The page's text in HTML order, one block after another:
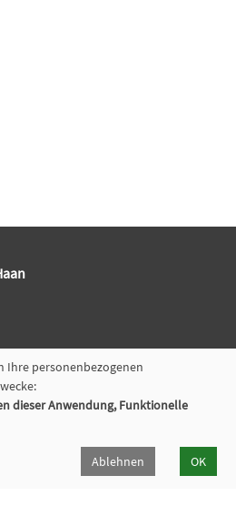
Ihre personenbezogenen
dieser Anwendung, Funktionelle
Ablehnen OK